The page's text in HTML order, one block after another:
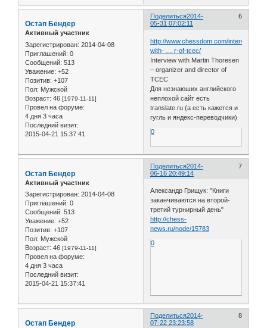
Поделиться 6
2014-
05-31 07:02:11
Остап Бендер
Активный участник
Зарегистрирован: 2014-04-08
Приглашений: 0
Сообщений: 513
Уважение: +52
Позитив: +107
Пол: Мужской
Возраст: 46 [1979-11-11]
Провел на форуме:
4 дня 3 часа
Последний визит:
2015-04-21 15:37:41
http://www.chessdom.com/interview-
with- … r-of-tcec/
Interview with Martin Thoresen
– organizer and director of
TCEC
Для незнаюших английского
неплохой сайт есть
translate.ru (а есть кажется и
гугль и яндекс-переводчики)
0
Поделиться 7
2014-
06-16 20:49:14
Остап Бендер
Активный участник
Зарегистрирован: 2014-04-08
Приглашений: 0
Сообщений: 513
Уважение: +52
Позитив: +107
Пол: Мужской
Возраст: 46 [1979-11-11]
Провел на форуме:
4 дня 3 часа
Последний визит:
2015-04-21 15:37:41
Александр Грищук: "Книги
заканчиваются на второй-
третий турнирный день"
http://chess-
news.ru/node/15783
0
Поделиться 8
2014-
07-22 23:23:58
Остап Бендер